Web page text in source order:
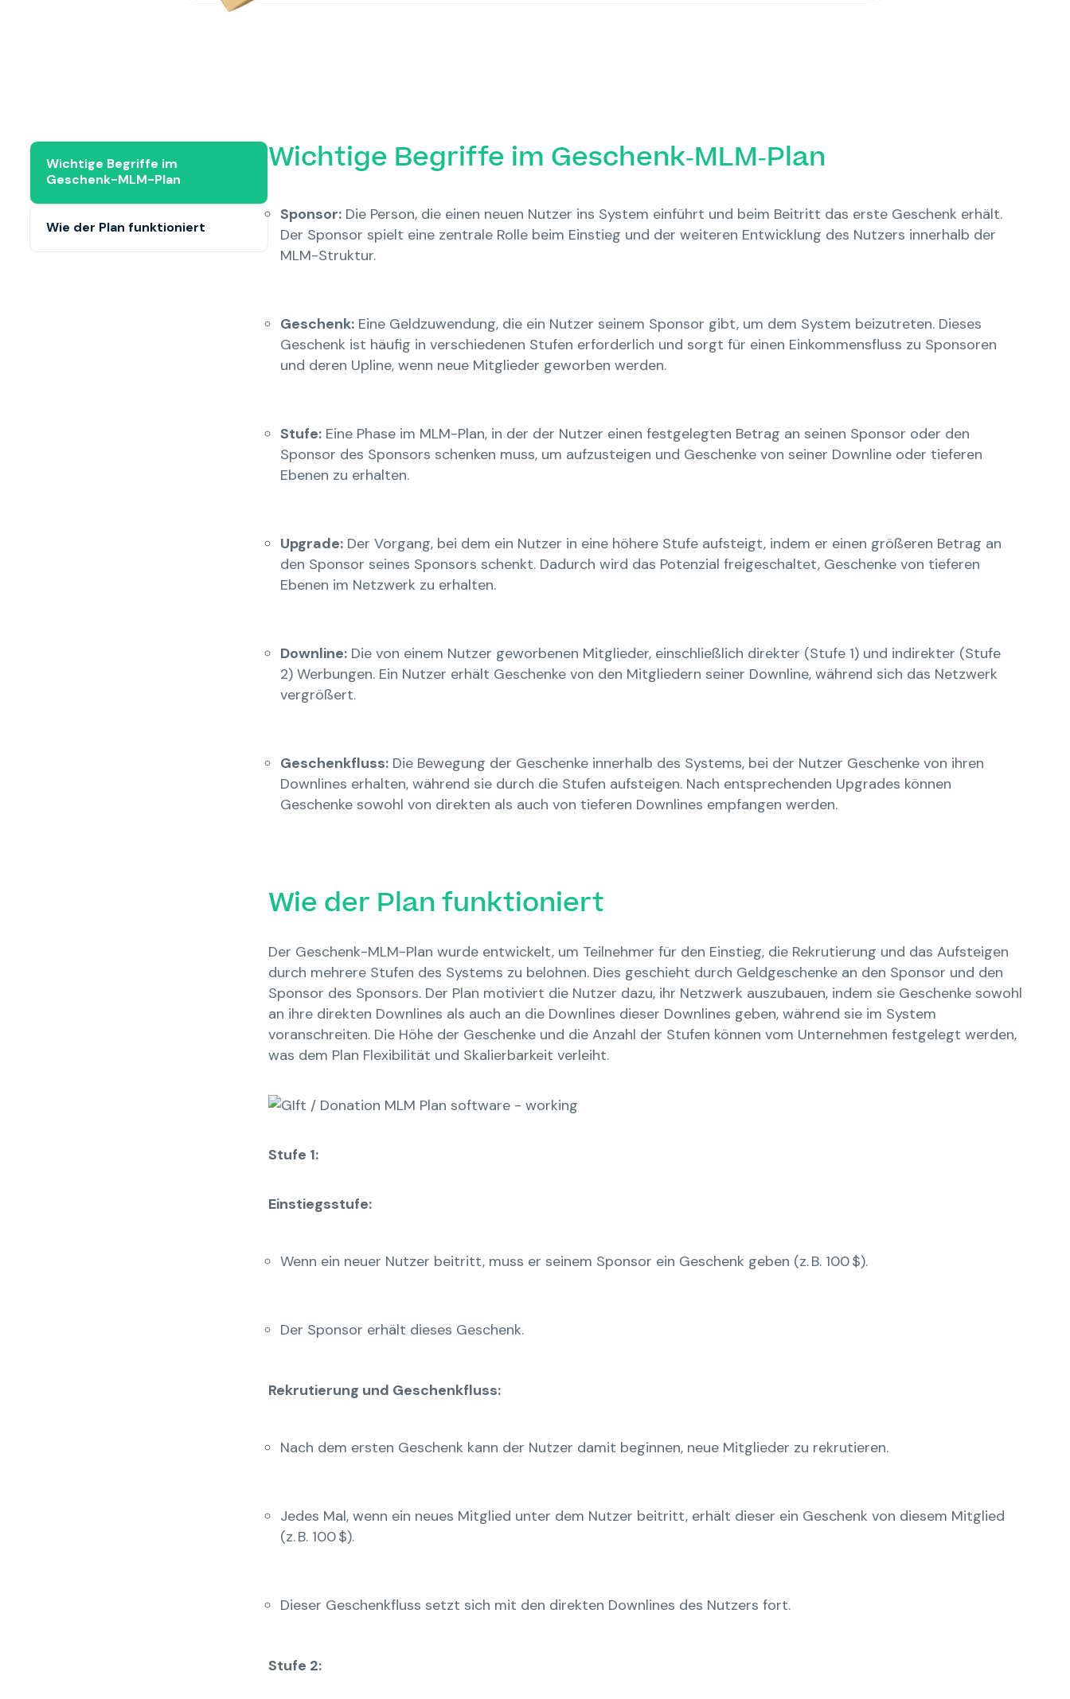
Wichtige Begriffe im
Geschenk-MLM-Plan
Wie der Plan funktioniert
Wichtige Begriffe im Geschenk-MLM-Plan
Sponsor: Die Person, die einen neuen Nutzer ins System einführt und beim Beitritt das erste Geschenk erhält.
Der Sponsor spielt eine zentrale Rolle beim Einstieg und der weiteren Entwicklung des Nutzers innerhalb der
MLM-Struktur.
Geschenk: Eine Geldzuwendung, die ein Nutzer seinem Sponsor gibt, um dem System beizutreten. Dieses
Geschenk ist häufig in verschiedenen Stufen erforderlich und sorgt für einen Einkommensfluss zu Sponsoren
und deren Upline, wenn neue Mitglieder geworben werden.
Stufe: Eine Phase im MLM-Plan, in der der Nutzer einen festgelegten Betrag an seinen Sponsor oder den
Sponsor des Sponsors schenken muss, um aufzusteigen und Geschenke von seiner Downline oder tieferen
Ebenen zu erhalten.
Upgrade: Der Vorgang, bei dem ein Nutzer in eine höhere Stufe aufsteigt, indem er einen größeren Betrag an
den Sponsor seines Sponsors schenkt. Dadurch wird das Potenzial freigeschaltet, Geschenke von tieferen
Ebenen im Netzwerk zu erhalten.
Downline: Die von einem Nutzer geworbenen Mitglieder, einschließlich direkter (Stufe 1) und indirekter (Stufe
2) Werbungen. Ein Nutzer erhält Geschenke von den Mitgliedern seiner Downline, während sich das Netzwerk
vergrößert.
Geschenkfluss: Die Bewegung der Geschenke innerhalb des Systems, bei der Nutzer Geschenke von ihren
Downlines erhalten, während sie durch die Stufen aufsteigen. Nach entsprechenden Upgrades können
Geschenke sowohl von direkten als auch von tieferen Downlines empfangen werden.
Wie der Plan funktioniert
Der Geschenk-MLM-Plan wurde entwickelt, um Teilnehmer für den Einstieg, die Rekrutierung und das Aufsteigen
durch mehrere Stufen des Systems zu belohnen. Dies geschieht durch Geldgeschenke an den Sponsor und den
Sponsor des Sponsors. Der Plan motiviert die Nutzer dazu, ihr Netzwerk auszubauen, indem sie Geschenke sowohl
an ihre direkten Downlines als auch an die Downlines dieser Downlines geben, während sie im System
voranschreiten. Die Höhe der Geschenke und die Anzahl der Stufen können vom Unternehmen festgelegt werden,
was dem Plan Flexibilität und Skalierbarkeit verleiht.
Stufe 1:
Einstiegsstufe:
Wenn ein neuer Nutzer beitritt, muss er seinem Sponsor ein Geschenk geben (z. B. 100 $).
Der Sponsor erhält dieses Geschenk.
Rekrutierung und Geschenkfluss:
Nach dem ersten Geschenk kann der Nutzer damit beginnen, neue Mitglieder zu rekrutieren.
Jedes Mal, wenn ein neues Mitglied unter dem Nutzer beitritt, erhält dieser ein Geschenk von diesem Mitglied
(z. B. 100 $).
Dieser Geschenkfluss setzt sich mit den direkten Downlines des Nutzers fort.
Stufe 2: